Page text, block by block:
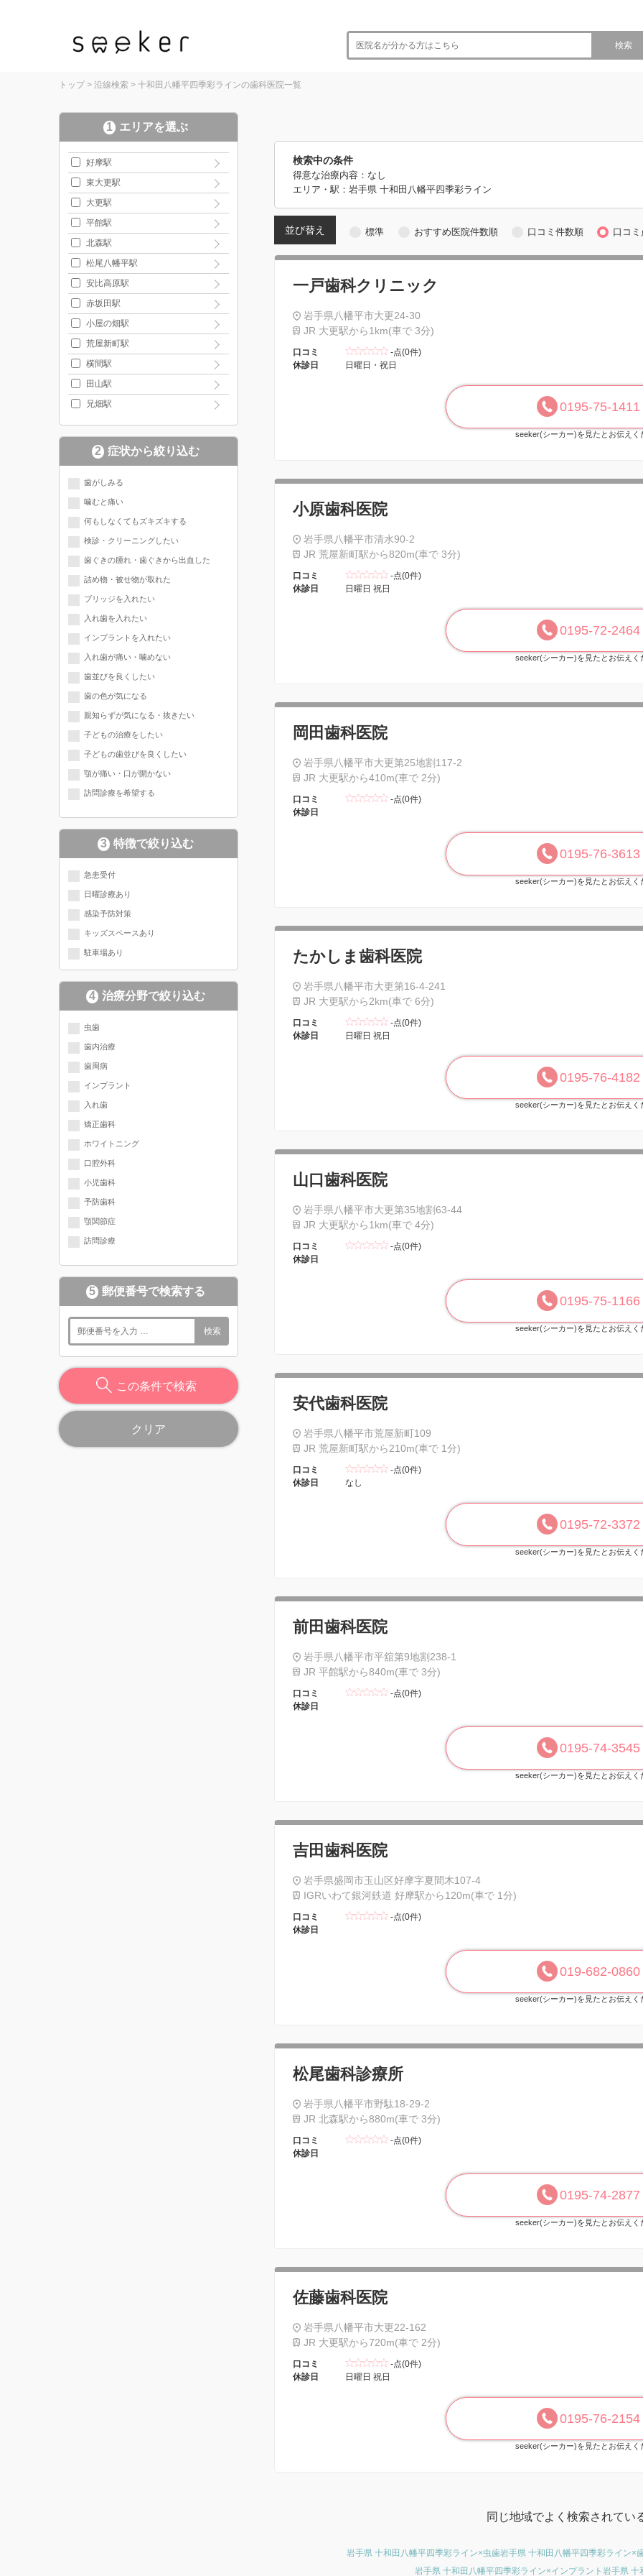
検索
トップ > 沿線検索 > 十和田八幡平四季彩ラインの歯科医院一覧
1 エリアを選ぶ
好摩駅
東大更駅
大更駅
平館駅
北森駅
松尾八幡平駅
安比高原駅
赤坂田駅
小屋の畑駅
荒屋新町駅
横間駅
田山駅
兄畑駅
2 症状から絞り込む
歯がしみる
噛むと痛い
何もしなくてもズキズキする
検診・クリーニングしたい
歯ぐきの腫れ・歯ぐきから出血した
詰め物・被せ物が取れた
ブリッジを入れたい
入れ歯を入れたい
インプラントを入れたい
入れ歯が痛い・噛めない
歯並びを良くしたい
歯の色が気になる
親知らずが気になる・抜きたい
子どもの治療をしたい
子どもの歯並びを良くしたい
顎が痛い・口が開かない
訪問診療を希望する
3 特徴で絞り込む
急患受付
日曜診療あり
感染予防対策
キッズスペースあり
駐車場あり
4 治療分野で絞り込む
現在選択されている分野にチェッ
クが入っています
虫歯
歯内治療
歯周病
インプラント
入れ歯
矯正歯科
ホワイトニング
口腔外科
小児歯科
予防歯科
顎関節症
訪問診療
5 郵便番号で検索する
検索
この条件で検索
クリア
検索中の条件
得意な治療内容：なし
エリア・駅：岩手県 十和田八幡平四季彩ライン
並び替え 標準 おすすめ医院件数順 口コミ件数順 口コ
一戸歯科クリニック
岩手県八幡平市大更24-30
JR 大更駅から1km(車で 3分)
口コミ
-点(0件)
休診日
日曜日・祝日
0195-75-1411
seeker(シーカー)を見たとお伝えく
小原歯科医院
岩手県八幡平市清水90-2
JR 荒屋新町駅から820m(車で 3分)
口コミ
-点(0件)
休診日
日曜日 祝日
0195-72-2464
seeker(シーカー)を見たとお伝えく
岡田歯科医院
岩手県八幡平市大更第25地割117-2
JR 大更駅から410m(車で 2分)
口コミ
-点(0件)
休診日
0195-76-3613
seeker(シーカー)を見たとお伝えく
たかしま歯科医院
岩手県八幡平市大更第16-4-241
JR 大更駅から2km(車で 6分)
口コミ
-点(0件)
休診日
日曜日 祝日
0195-76-4182
seeker(シーカー)を見たとお伝えく
山口歯科医院
岩手県八幡平市大更第35地割63-44
JR 大更駅から1km(車で 4分)
口コミ
-点(0件)
休診日
0195-75-1166
seeker(シーカー)を見たとお伝えく
安代歯科医院
岩手県八幡平市荒屋新町109
JR 荒屋新町駅から210m(車で 1分)
口コミ
-点(0件)
休診日
なし
0195-72-3372
seeker(シーカー)を見たとお伝えく
前田歯科医院
岩手県八幡平市平舘第9地割238-1
JR 平館駅から840m(車で 3分)
口コミ
-点(0件)
休診日
0195-74-3545
seeker(シーカー)を見たとお伝えく
吉田歯科医院
岩手県盛岡市玉山区好摩字夏間木107-4
IGRいわて銀河鉄道 好摩駅から120m(車で 1分)
口コミ
-点(0件)
休診日
019-682-0860
seeker(シーカー)を見たとお伝えく
松尾歯科診療所
岩手県八幡平市野駄18-29-2
JR 北森駅から880m(車で 3分)
口コミ
-点(0件)
休診日
0195-74-2877
seeker(シーカー)を見たとお伝えく
佐藤歯科医院
岩手県八幡平市大更22-162
JR 大更駅から720m(車で 2分)
口コミ
-点(0件)
休診日
日曜日 祝日
0195-76-2154
seeker(シーカー)を見たとお伝えく
同じ地域でよく検索されてい
岩手県 十和田八幡平四季彩ライン×虫歯岩手県 十和田八幡平四季彩ライン×
岩手県 十和田八幡平四季彩ライン×インプラント 岩手県 十